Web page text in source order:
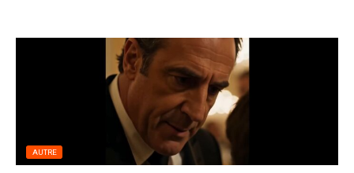
AUTRE